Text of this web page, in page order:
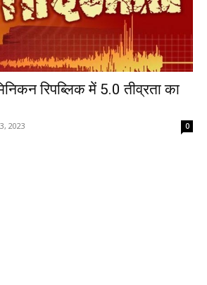
रिपब्लिक में 5.0 तीव्रता का
2023 0